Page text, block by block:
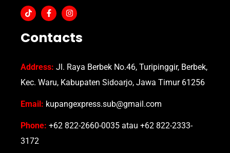
Contacts
Address: Jl. Raya Berbek No.46, Turipinggir, Berbek,
Kec. Waru, Kabupaten Sidoarjo, Jawa Timur 61256
Email: kupangexpress.sub@gmail.com
Phone: +62 822-2660-0035 atau +62 822-2333-
3172